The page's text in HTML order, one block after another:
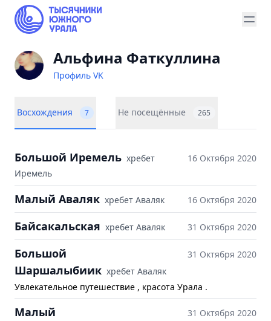
Альфина Фаткуллина
Профиль VK
Восхождения 7 Не посещённые 265
Большой Иремель хребет
Иремель
16 Октября 2020
Малый Аваляк хребет Аваляк 16 Октября 2020
Байсакальская хребет Аваляк 31 Октября 2020
Большой
Шаршалыбиик хребет Аваляк
31 Октября 2020
Увлекательное путешествие , красота Урала .
Малый
31 Октября 2020